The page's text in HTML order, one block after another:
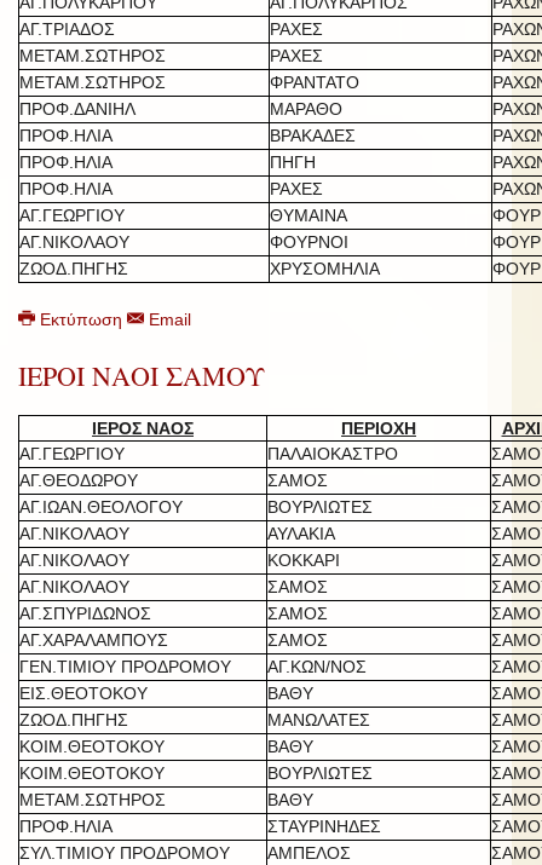
ΑΓ.ΤΡΙΑΔΟΣ
ΡΑΧΕΣ
ΜΕΤΑΜ.ΣΩΤΗΡΟΣ
ΡΑΧΕΣ
ΜΕΤΑΜ.ΣΩΤΗΡΟΣ
ΦΡΑΝΤΑΤΟ
ΠΡΟΦ.ΔΑΝΙΗΛ
ΜΑΡΑΘΟ
ΠΡΟΦ.ΗΛΙΑ
ΒΡΑΚΑΔΕΣ
ΠΡΟΦ.ΗΛΙΑ
ΠΗΓΗ
ΠΡΟΦ.ΗΛΙΑ
ΡΑΧΕΣ
ΑΓ.ΓΕΩΡΓΙΟΥ
ΘΥΜΑΙΝΑ
ΑΓ.ΝΙΚΟΛΑΟΥ
ΦΟΥΡΝΟΙ
ΖΩΟΔ.ΠΗΓΗΣ
ΧΡΥΣΟΜΗΛΙΑ
Εκτύπωση Email
ΙΕΡΟΙ ΝΑΟΙ ΣΑΜΟΥ
ΙΕΡΟΣ ΝΑΟΣ ΠΕΡΙΟΧΗ
ΑΓ.ΓΕΩΡΓΙΟΥ
ΠΑΛΑΙΟΚΑΣΤΡΟ
ΑΓ.ΘΕΟΔΩΡΟΥ
ΣΑΜΟΣ
ΑΓ.ΙΩΑΝ.ΘΕΟΛΟΓΟΥ
ΒΟΥΡΛΙΩΤΕΣ
ΑΓ.ΝΙΚΟΛΑΟΥ
ΑΥΛΑΚΙΑ
ΑΓ.ΝΙΚΟΛΑΟΥ
ΚΟΚΚΑΡΙ
ΑΓ.ΝΙΚΟΛΑΟΥ
ΣΑΜΟΣ
ΑΓ.ΣΠΥΡΙΔΩΝΟΣ
ΣΑΜΟΣ
ΑΓ.ΧΑΡΑΛΑΜΠΟΥΣ
ΣΑΜΟΣ
ΓΕΝ.ΤΙΜΙΟΥ ΠΡΟΔΡΟΜΟΥ
ΑΓ.ΚΩΝ/ΝΟΣ
ΕΙΣ.ΘΕΟΤΟΚΟΥ
ΒΑΘΥ
ΖΩΟΔ.ΠΗΓΗΣ
ΜΑΝΩΛΑΤΕΣ
ΚΟΙΜ.ΘΕΟΤΟΚΟΥ
ΒΑΘΥ
ΚΟΙΜ.ΘΕΟΤΟΚΟΥ
ΒΟΥΡΛΙΩΤΕΣ
ΜΕΤΑΜ.ΣΩΤΗΡΟΣ
ΒΑΘΥ
ΠΡΟΦ.ΗΛΙΑ
ΣΤΑΥΡΙΝΗΔΕΣ
ΣΥΛ.ΤΙΜΙΟΥ ΠΡΟΔΡΟΜΟΥ
ΑΜΠΕΛΟΣ